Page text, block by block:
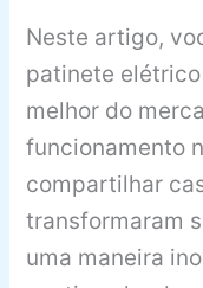
Neste artigo,
patinete
melhor do
funcionamento
compartilhar
transformaram
uma maneira